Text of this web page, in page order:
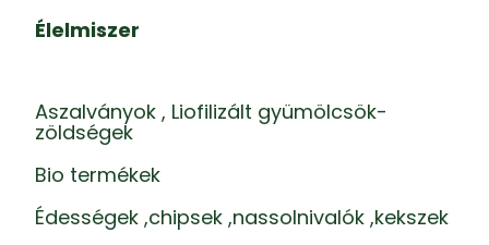
Élelmiszer
Aszalványok , Liofilizált gyümölcsök-
zöldségek
Bio termékek
Édességek ,chipsek ,nassolnivalók ,kekszek